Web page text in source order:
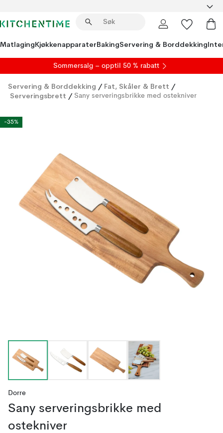
MatlagingKjøkkenapparaterBakingServering & Borddekking
Sommersalg – opptil 50 % rabatt
Servering & Borddekking / Fat, Skåler & Brett /
Serveringsbrett / Sany serveringsbrikke med ostekniver
-35%
Dorre
Sany serveringsbrikke med
ostekniver